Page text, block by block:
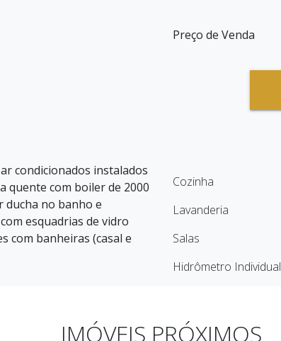
Preço de Venda
condicionados instalados
quente com boiler de 2000
ducha no banho e
esquadrias de vidro
com banheiras (casal e
Cozinha
Lavanderia
Salas
Hidrômetro Individual
IMÓVEIS PRÓXIMOS